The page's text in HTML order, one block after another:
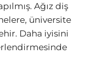
Ağız diş
üniversite
Daha iyisini